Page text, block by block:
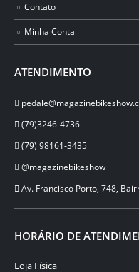
Contato
Minha Conta
ATENDIMENTO
(79)3246-4736
(79) 98161-3435
@magazinebikeshow
⁠Av. Francisco Porto, 748,
HORÁRIO DE
Loja Física